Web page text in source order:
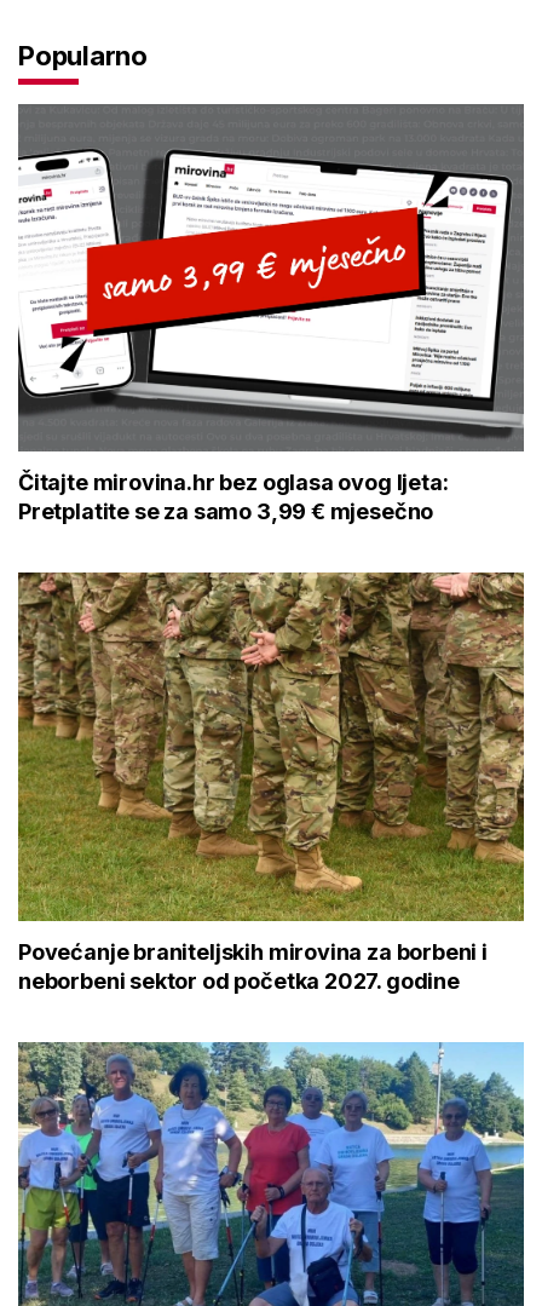
Popularno
Čitajte mirovina.hr bez oglasa ovog ljeta:
Pretplatite se za samo 3,99 € mjesečno
Povećanje braniteljskih mirovina za borbeni i
neborbeni sektor od početka 2027. godine